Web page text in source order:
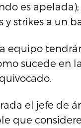
es
strikes a un
equipo
sucede en
el jefe de
que